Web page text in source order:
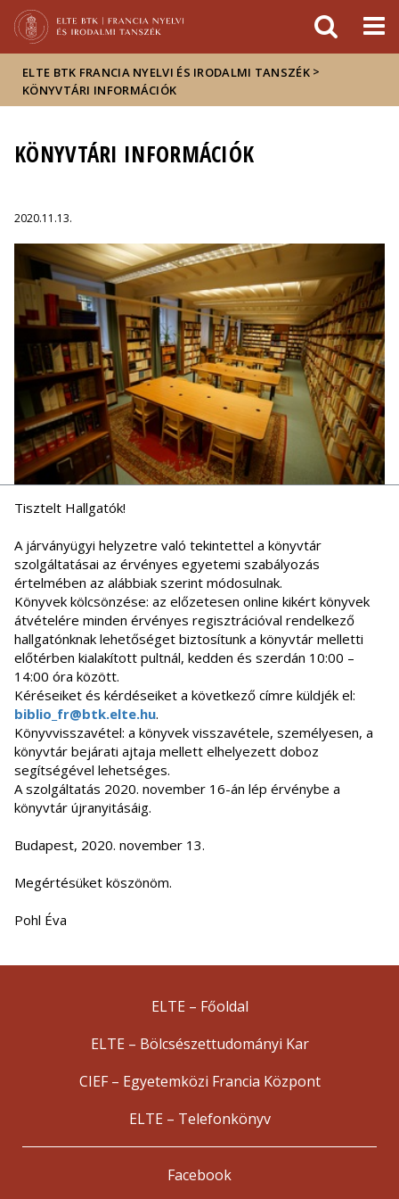
Hírek
Események
ELTE a
sajtóban
ELTE BTK FRANCIA NYELVI ÉS IRODALMI TANSZÉK >
KÖNYVTÁRI INFORMÁCIÓK
KÖNYVTÁRI INFORMÁCIÓK
2020.11.13.
Tisztelt Hallgatók!
A járványügyi helyzetre való tekintettel a könyvtár
szolgáltatásai az érvényes egyetemi szabályozás
értelmében az alábbiak szerint módosulnak.
Könyvek kölcsönzése: az előzetesen online kikért könyvek
átvételére minden érvényes regisztrációval rendelkező
hallgatónknak lehetőséget biztosítunk a könyvtár melletti
előtérben kialakított pultnál, kedden és szerdán 10:00 –
14:00 óra között.
Kéréseiket és kérdéseiket a következő címre küldjék el:
biblio_fr@btk.elte.hu.
Könyvvisszavétel: a könyvek visszavétele, személyesen, a
könyvtár bejárati ajtaja mellett elhelyezett doboz
segítségével lehetséges.
A szolgáltatás 2020. november 16-án lép érvénybe a
könyvtár újranyitásáig.
Budapest, 2020. november 13.
Megértésüket köszönöm.
Pohl Éva
ELTE – Főoldal
ELTE – Bölcsészettudományi Kar
CIEF – Egyetemközi Francia Központ
ELTE – Telefonkönyv
Facebook